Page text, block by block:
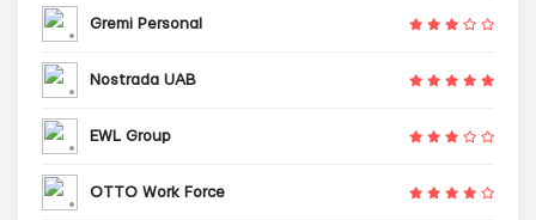
Gremi Personal
Nostrada UAB
EWL Group
OTTO Work Force